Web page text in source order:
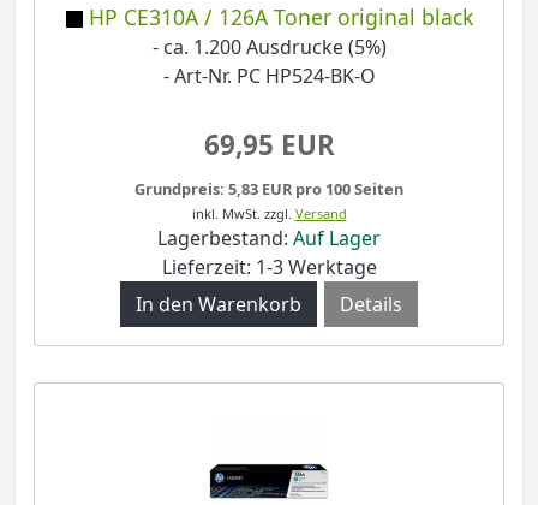
HP CE310A / 126A Toner original black
- ca. 1.200 Ausdrucke (5%)
- Art-Nr. PC HP524-BK-O
69,95 EUR
Grundpreis: 5,83 EUR pro 100 Seiten
inkl. MwSt. zzgl. Versand
Lagerbestand: Auf Lager
Lieferzeit: 1-3 Werktage
Details